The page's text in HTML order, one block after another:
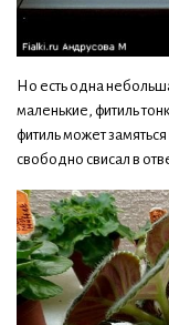
Но есть одна
маленькие, фитиль
фитиль может
свободно свисал в